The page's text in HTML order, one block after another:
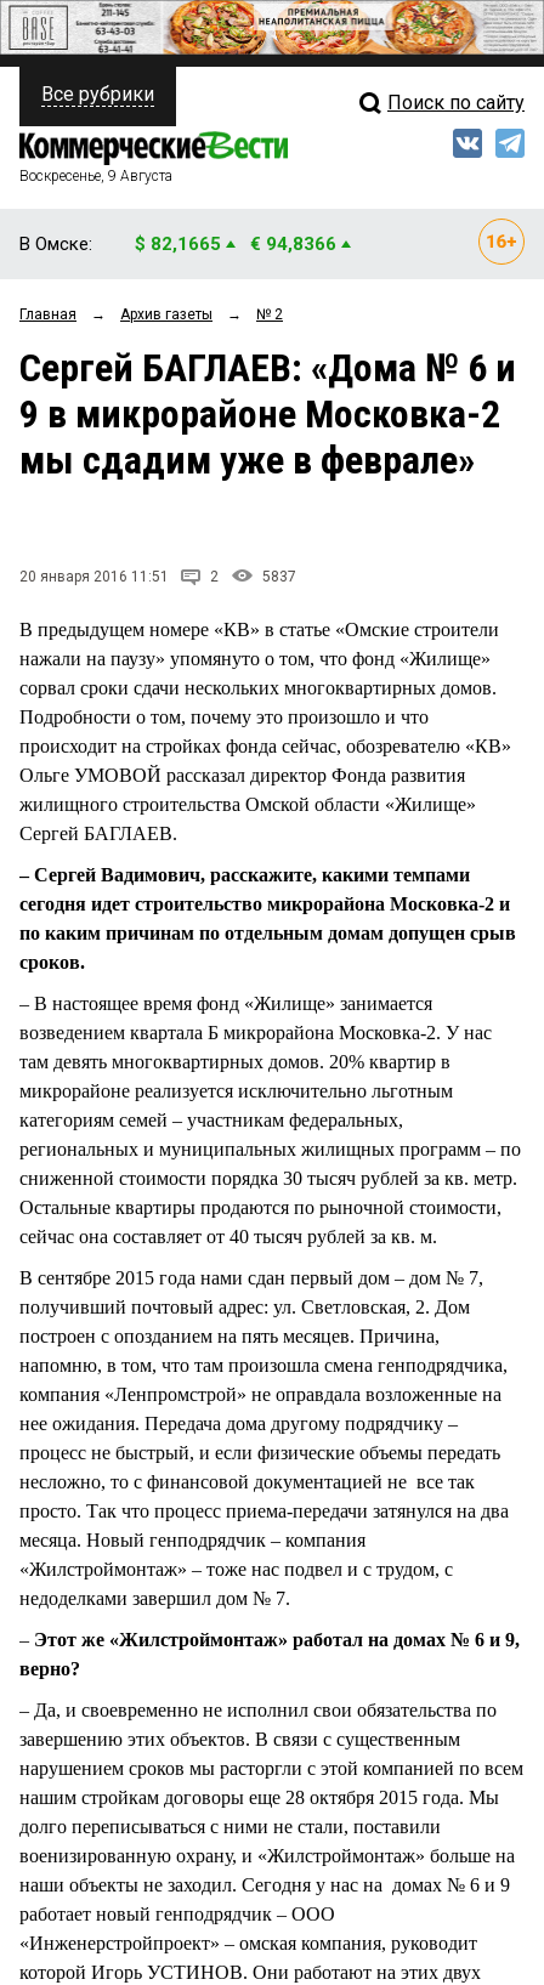
ПОЛИТИКА
ФИНАНСЫ
ОБЩЕСТВО
ЗАКОН
НОВОСТИ КОМПАНИЙ
Свежий выпуск
Рейтинги
Блоги
Архив
Все рубрики Поиск по сайту
Воскресенье, 9 Августа
В Омске: $ 82,1665 € 94,8366
Главная → Архив газеты → № 2
Сергей БАГЛАЕВ: «Дома № 6 и
9 в микрорайоне Московка-2
мы сдадим уже в феврале»
20 января 2016 11:51 2 5837
В предыдущем номере «КВ» в статье «Омские строители
нажали на паузу» упомянуто о том, что фонд «Жилище»
сорвал сроки сдачи нескольких многоквартирных домов.
Подробности о том, почему это произошло и что
происходит на стройках фонда сейчас, обозревателю «КВ»
Ольге УМОВОЙ рассказал директор Фонда развития
жилищного строительства Омской области «Жилище»
Сергей БАГЛАЕВ.
– Сергей Вадимович, расскажите, какими темпами
сегодня идет строительство микрорайона Московка-2 и
по каким причинам по отдельным домам допущен срыв
сроков.
– В настоящее время фонд «Жилище» занимается
возведением квартала Б микрорайона Московка-2. У нас
там девять многоквартирных домов. 20% квартир в
микрорайоне реализуется исключительно льготным
категориям семей – участникам федеральных,
региональных и муниципальных жилищных программ – по
сниженной стоимости порядка 30 тысяч рублей за кв. метр.
Остальные квартиры продаются по рыночной стоимости,
сейчас она составляет от 40 тысяч рублей за кв. м.
В сентябре 2015 года нами сдан первый дом – дом № 7,
получивший почтовый адрес: ул. Светловская, 2. Дом
построен с опозданием на пять месяцев. Причина,
напомню, в том, что там произошла смена генподрядчика,
компания «Ленпромстрой» не оправдала возложенные на
нее ожидания. Передача дома другому подрядчику –
процесс не быстрый, и если физические объемы передать
несложно, то с финансовой документацией не все так
просто. Так что процесс приема-передачи затянулся на два
месяца. Новый генподрядчик – компания
«Жилстроймонтаж» – тоже нас подвел и с трудом, с
недоделками завершил дом № 7.
– Этот же «Жилстроймонтаж» работал на домах № 6 и 9,
верно?
– Да, и своевременно не исполнил свои обязательства по
завершению этих объектов. В связи с существенным
нарушением сроков мы расторгли с этой компанией по всем
нашим стройкам договоры еще 28 октября 2015 года. Мы
долго переписываться с ними не стали, поставили
военизированную охрану, и «Жилстроймонтаж» больше на
наши объекты не заходил. Сегодня у нас на домах № 6 и 9
работает новый генподрядчик – ООО
«Инженерстройпроект» – омская компания, руководит
которой Игорь УСТИНОВ. Они работают на этих двух